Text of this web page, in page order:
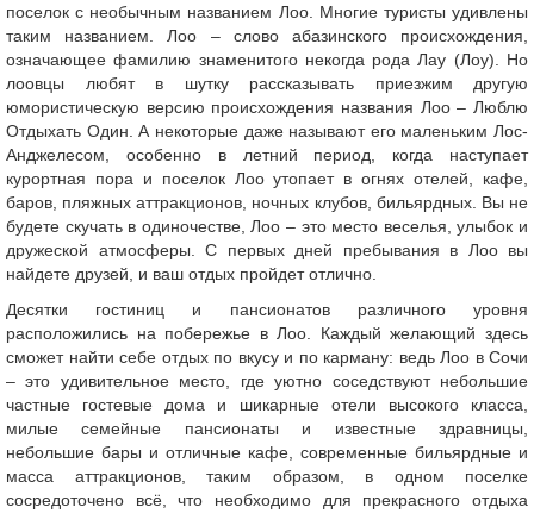
поселок с необычным названием Лоо. Многие туристы удивлены
таким названием. Лоо – слово абазинского происхождения,
означающее фамилию знаменитого некогда рода Лау (Лоу). Но
лоовцы любят в шутку рассказывать приезжим другую
юмористическую версию происхождения названия Лоо – Люблю
Отдыхать Один. А некоторые даже называют его маленьким Лос-
Анджелесом, особенно в летний период, когда наступает
курортная пора и поселок Лоо утопает в огнях отелей, кафе,
баров, пляжных аттракционов, ночных клубов, бильярдных. Вы не
будете скучать в одиночестве, Лоо – это место веселья, улыбок и
дружеской атмосферы. С первых дней пребывания в Лоо вы
найдете друзей, и ваш отдых пройдет отлично.
Десятки гостиниц и пансионатов различного уровня
расположились на побережье в Лоо. Каждый желающий здесь
сможет найти себе отдых по вкусу и по карману: ведь Лоо в Сочи
– это удивительное место, где уютно соседствуют небольшие
частные гостевые дома и шикарные отели высокого класса,
милые семейные пансионаты и известные здравницы,
небольшие бары и отличные кафе, современные бильярдные и
масса аттракционов, таким образом, в одном поселке
сосредоточено всё, что необходимо для прекрасного отдыха